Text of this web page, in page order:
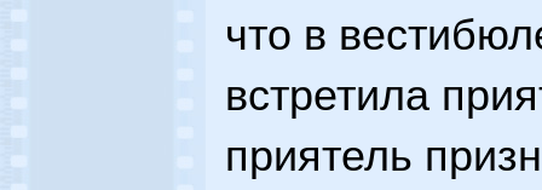
что в
встретила
приятель